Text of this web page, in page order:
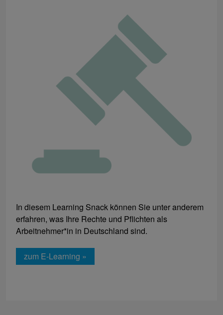
In diesem Learning Snack können Sie unter anderem
erfahren, was Ihre Rechte und Pflichten als
Arbeitnehmer*in in Deutschland sind.
zum E-Learning »